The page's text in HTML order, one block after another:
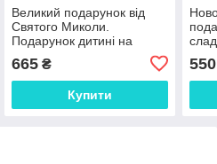
Великий подарунок від
Святого Миколи.
Подарунок дитині на
665₴
Купити
550